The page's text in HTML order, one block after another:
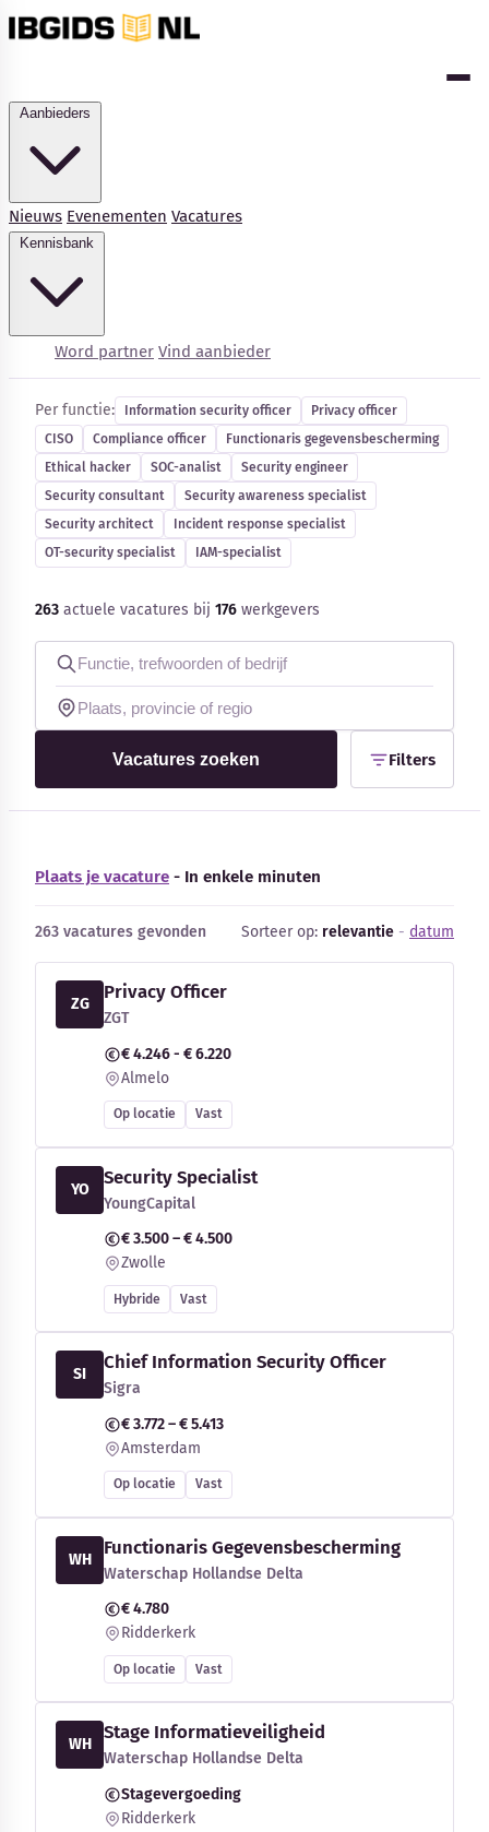
Nieuws Evenementen Vacatures
Word partner Vind aanbieder
Kennisbank
Blog
Bedrijfsupdates
Externe bronnen
Woordenboek
Auteurs
Cybersecurity-vacatures
Per functie: Information security officer
Privacy officer
CISO
Compliance officer
Functionaris gegevensbescherming
Ethical hacker
SOC-analist
Security engineer
Security consultant
Security awareness specialist
Security architect
Incident response specialist
OT-security specialist
IAM-specialist
263 actuele vacatures bij 176 werkgevers
Vacatures zoeken Filters
Plaats je vacature - In enkele minuten
263 vacatures gevonden Sorteer op: relevantie - datum
ZG
Privacy Officer
ZGT
€ 4.246 - € 6.220
Almelo
Op locatie Vast
YO
Security Specialist
YoungCapital
€ 3.500 – € 4.500
Zwolle
Hybride Vast
SI
Chief Information Security Officer
Sigra
€ 3.772 – € 5.413
Amsterdam
Op locatie Vast
WH
Functionaris Gegevensbescherming
Waterschap Hollandse Delta
€ 4.780
Ridderkerk
Op locatie Vast
WH
Stage Informatieveiligheid
Waterschap Hollandse Delta
Stagevergoeding
Ridderkerk